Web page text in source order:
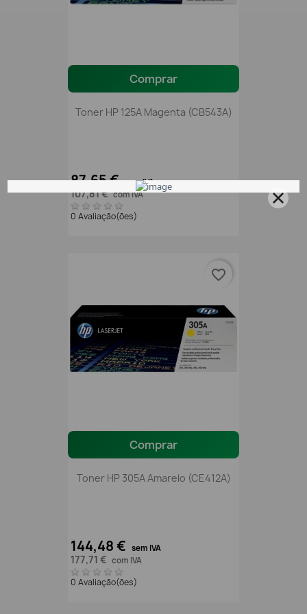
Comprar
Toner HP 125A Magenta (CB543A)
87,65 € sem IVA
107,81 € com IVA
0 Avaliação(ões)
Comprar
Toner HP 305A Amarelo (CE412A)
144,48 € sem IVA
177,71 € com IVA
0 Avaliação(ões)
favorite_border